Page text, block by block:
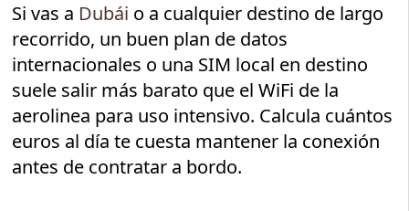
Si vas a Dubái o a cualquier destino de largo
recorrido, un buen plan de datos
internacionales o una SIM local en destino
suele salir más barato que el WiFi de la
aerolinea para uso intensivo. Calcula cuántos
euros al día te cuesta mantener la conexión
antes de contratar a bordo.